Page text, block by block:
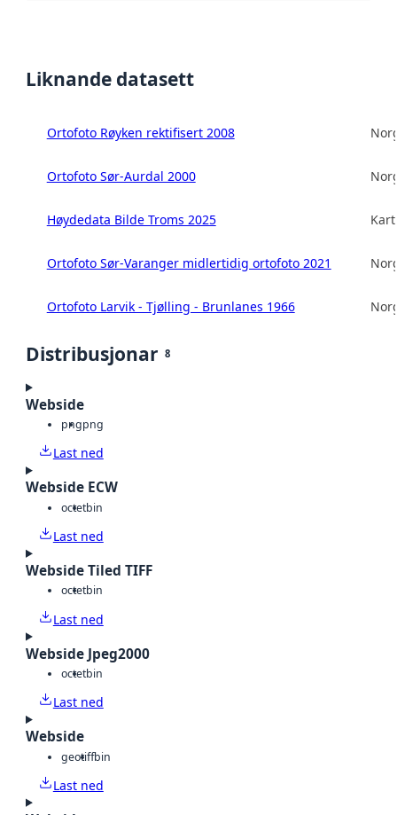
Liknande datasett
Ortofoto Røyken rektifisert 2008
Ortofoto Sør-Aurdal 2000
Høydedata Bilde Troms 2025
Ortofoto Sør-Varanger midlertidig ortofoto 2021
Ortofoto Larvik - Tjølling - Brunlanes 1966
Distribusjonar 8
Webside
pngpng
Last ned
Webside ECW
octetbin
Last ned
Webside Tiled TIFF
octetbin
Last ned
Webside Jpeg2000
octetbin
Last ned
Webside
geotiffbin
Last ned